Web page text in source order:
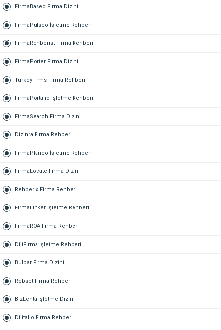
FirmaBaseo Firma Dizini
FirmaPulseo İşletme Rehberi
FirmaRehberist Firma Rehberi
FirmaPorter Firma Dizini
TurkeyFirms Firma Rehberi
FirmaPortalio İşletme Rehberi
FirmaSearch Firma Dizini
Dizinra Firma Rehberi
FirmaPlaneo İşletme Rehberi
FirmaLocate Firma Dizini
Rehberis Firma Rehberi
FirmaLinker İşletme Rehberi
FirmaROA Firma Rehberi
DijiFirma İşletme Rehberi
Bulpar Firma Dizini
Rebset Firma Rehberi
BizLenta İşletme Dizini
Dijitalio Firma Rehberi